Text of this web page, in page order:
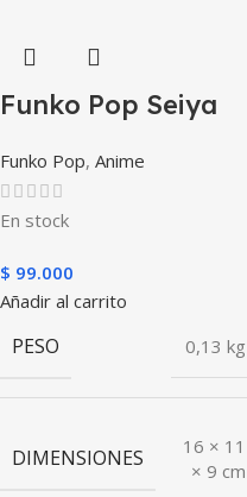
Funko Pop Seiya
Funko Pop, Anime
En stock
$ 99.000
Añadir al carrito
PESO 0,13 kg
DIMENSIONES
16 × 11
× 9 cm